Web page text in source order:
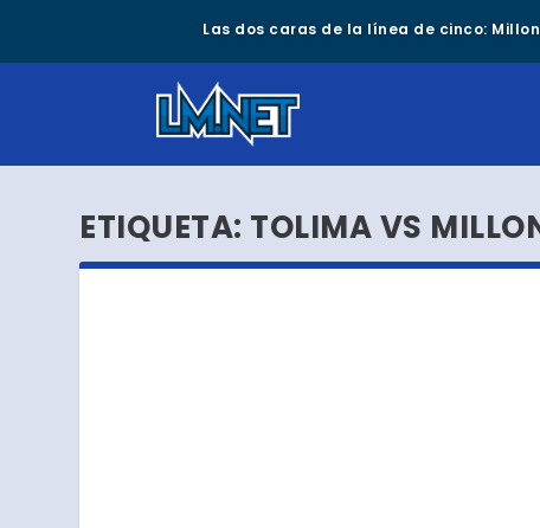
Las dos caras de la línea de cinco:
ETIQUETA: TOLIMA VS